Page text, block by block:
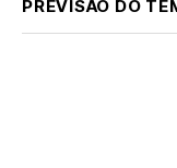
PREVISÃO DO